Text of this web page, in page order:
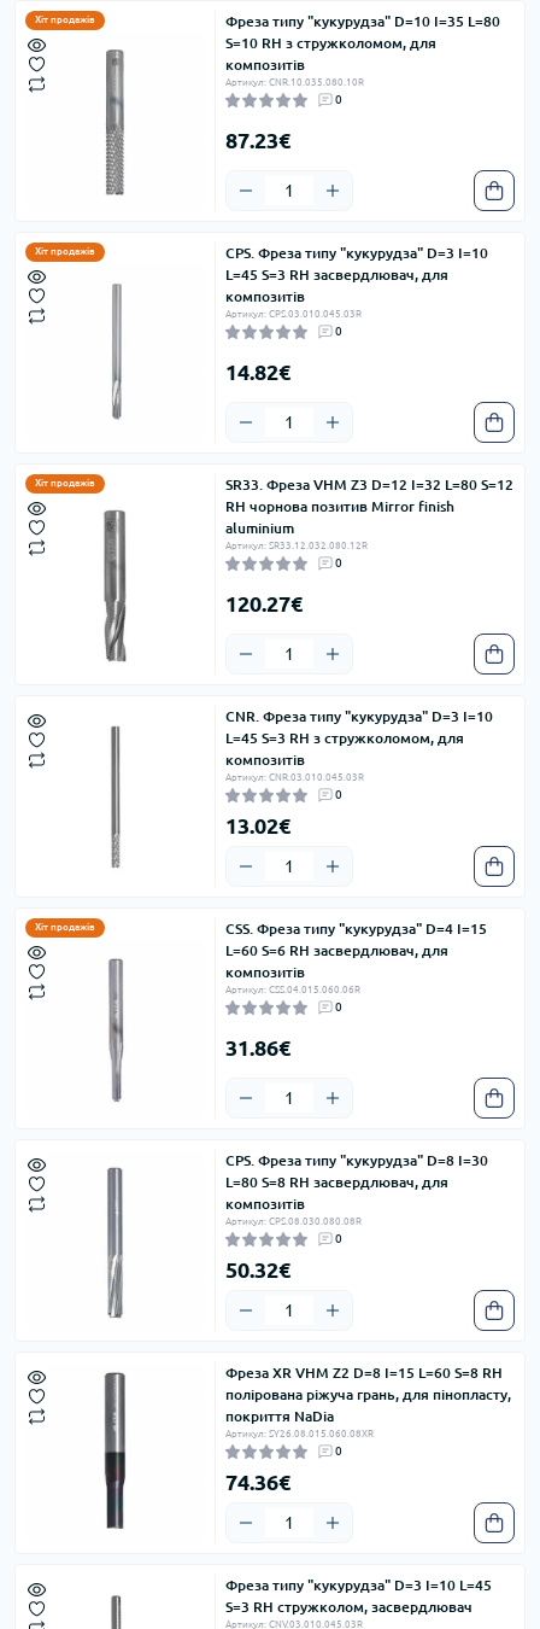
вольфраму наші інструменти мають тривалий термін
служби. Великий вибір геометрій і розмірів дозволяє знайти
оптимальне рішення для будь-яких завдань. Усі інструменти
виробляються на заводі ITA TOOLS у місті Мелець, що
забезпечує оперативне виконання замовлень.
Кваліфіковані спеціалісти готові надати професійні
консультації та забезпечити високий рівень обслуговування
наших клієнтів.
Хіт продажів
Фреза типу "кукурудза" D=10 I=35 L=80
S=10 RH з стружколомом, для
композитів
Артикул: CNR.10.035.080.10R
0
87.23€
Хіт продажів
CPS. Фреза типу "кукурудза" D=3 I=10
L=45 S=3 RH засвердлювач, для
композитів
Артикул: CPS.03.010.045.03R
0
14.82€
Хіт продажів
SR33. Фреза VHM Z3 D=12 I=32 L=80 S=12
RH чорнова позитив Mirror finish
aluminium
Артикул: SR33.12.032.080.12R
0
120.27€
CNR. Фреза типу "кукурудза" D=3 I=10
L=45 S=3 RH з стружколомом, для
композитів
Артикул: CNR.03.010.045.03R
0
13.02€
Хіт продажів
CSS. Фреза типу "кукурудза" D=4 I=15
L=60 S=6 RH засвердлювач, для
композитів
Артикул: CSS.04.015.060.06R
0
31.86€
CPS. Фреза типу "кукурудза" D=8 I=30
L=80 S=8 RH засвердлювач, для
композитів
Артикул: CPS.08.030.080.08R
0
50.32€
Фреза XR VHM Z2 D=8 I=15 L=60 S=8 RH
полірована ріжуча грань, для пінопласту,
покриття NaDia
Артикул: SY26.08.015.060.08XR
0
74.36€
Фреза типу "кукурудза" D=3 I=10 L=45
S=3 RH стружколом, засвердлювач
Артикул: CNV.03.010.045.03R